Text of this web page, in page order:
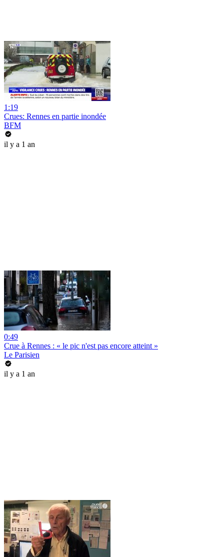
1:19
Crues: Rennes en partie inondée
BFM
il y a 1 an
0:49
Crue à Rennes : « le pic n'est pas encore atteint »
Le Parisien
il y a 1 an